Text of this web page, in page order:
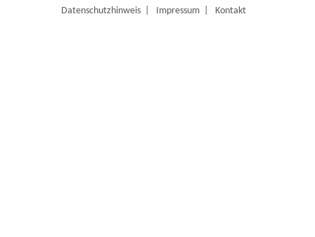
Datenschutzhinweis Impressum Kontakt